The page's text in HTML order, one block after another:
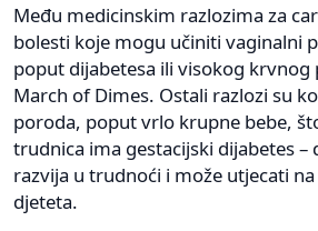
Među medicinskim razlozima za
bolesti koje mogu učiniti vaginalni
poput dijabetesa ili visokog krvnog
March of Dimes. Ostali razlozi su
poroda, poput vrlo krupne bebe,
trudnica ima gestacijski dijabetes –
razvija u trudnoći i može utjecati
djeteta.